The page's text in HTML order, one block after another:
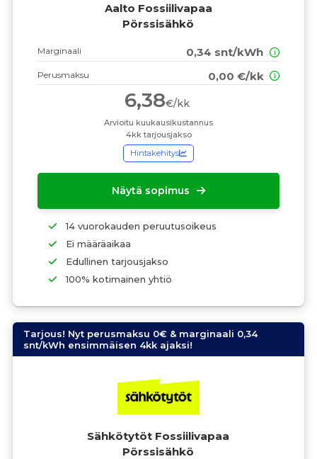
Aalto Fossiilivapaa
Pörssisähkö
Marginaali 0,34 snt/kWh
Perusmaksu 0,00 €/kk
6,38€/kk
Arvioitu kuukausikustannus
4kk tarjousjakso
Hintakehitys
Näytä sopimus
14 vuorokauden peruutusoikeus
Ei määräaikaa
Edullinen tarjousjakso
100% kotimainen yhtiö
Tarjous! Nyt perusmaksu 0€ & marginaali 0,34
snt/kWh ensimmäisen 4kk ajaksi!
Sähkötytöt Fossiilivapaa
Pörssisähkö